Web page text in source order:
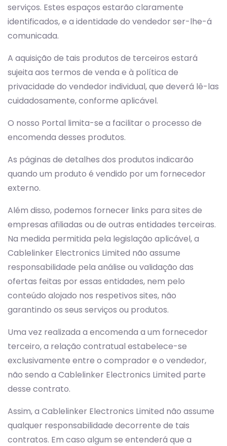
serviços. Estes espaços estarão claramente
identificados, e a identidade do vendedor ser-lhe-á
comunicada.
A aquisição de tais produtos de terceiros estará
sujeita aos termos de venda e à política de
privacidade do vendedor individual, que deverá lê-las
cuidadosamente, conforme aplicável.
O nosso Portal limita-se a facilitar o processo de
encomenda desses produtos.
As páginas de detalhes dos produtos indicarão
quando um produto é vendido por um fornecedor
externo.
Além disso, podemos fornecer links para sites de
empresas afiliadas ou de outras entidades terceiras.
Na medida permitida pela legislação aplicável, a
Cablelinker Electronics Limited não assume
responsabilidade pela análise ou validação das
ofertas feitas por essas entidades, nem pelo
conteúdo alojado nos respetivos sites, não
garantindo os seus serviços ou produtos.
Uma vez realizada a encomenda a um fornecedor
terceiro, a relação contratual estabelece-se
exclusivamente entre o comprador e o vendedor,
não sendo a Cablelinker Electronics Limited parte
desse contrato.
Assim, a Cablelinker Electronics Limited não assume
qualquer responsabilidade decorrente de tais
contratos. Em caso algum se entenderá que a